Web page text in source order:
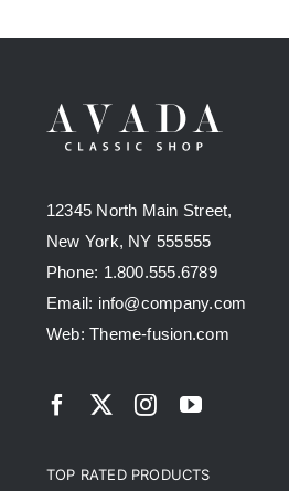
12345 North Main Street,
New York, NY 555555
Phone: 1.800.555.6789
Email: info@company.com
Web: Theme-fusion.com
TOP RATED PRODUCTS